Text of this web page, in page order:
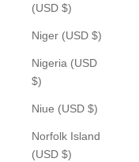
(USD $)
Niger (USD $)
Nigeria (USD
$)
Niue (USD $)
Norfolk Island
(USD $)